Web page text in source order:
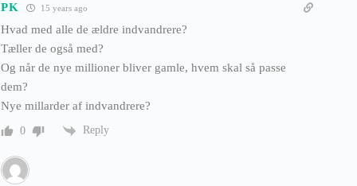
PK 15 years ago
Hvad med alle de ældre indvandrere?
Tæller de også med?
Og når de nye millioner bliver gamle, hvem skal så passe
dem?
Nye millarder af indvandrere?
0 Reply